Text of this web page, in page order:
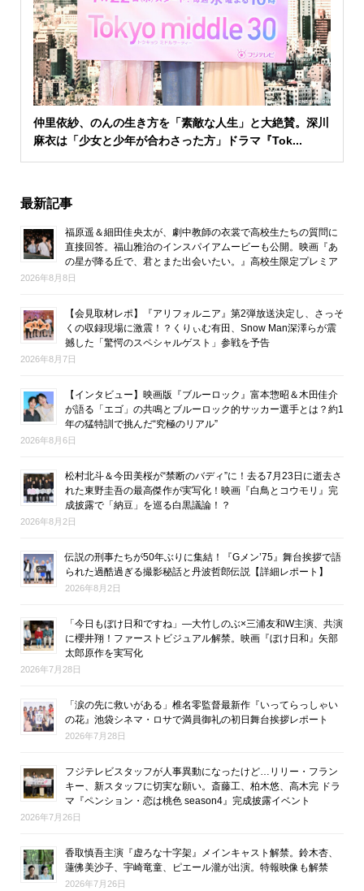
仲里依紗、のんの生き方を「素敵な人生」と大絶賛。深川
麻衣は「少女と少年が合わさった方」ドラマ『Tok...
最新記事
福原遥＆細田佳央太が、劇中教師の衣裳で高校生たちの質問に
直接回答。福山雅治のインスパイアムービーも公開。映画『あ
の星が降る丘で、君とまた出会いたい。』高校生限定プレミア
2026年8月8日
【会見取材レポ】『アリフォルニア』第2弾放送決定し、さっそ
くの収録現場に激震！？くりぃむ有田、Snow Man深澤らが震
撼した「驚愕のスペシャルゲスト」参戦を予告
2026年8月7日
【インタビュー】映画版『ブルーロック』富本惣昭＆木田佳介
が語る「エゴ」の共鳴とブルーロック的サッカー選手とは？約1
年の猛特訓で挑んだ“究極のリアル”
2026年8月6日
松村北斗＆今田美桜が“禁断のバディ”に！去る7月23日に逝去さ
れた東野圭吾の最高傑作が実写化！映画『白鳥とコウモリ』完
成披露で「納豆」を巡る白黒議論！？
2026年8月2日
伝説の刑事たちが50年ぶりに集結！『Gメン’75』舞台挨拶で語
られた過酷過ぎる撮影秘話と丹波哲郎伝説【詳細レポート】
2026年8月2日
「今日もぼけ日和ですね」―大竹しのぶ×三浦友和W主演、共演
に櫻井翔！ファーストビジュアル解禁。映画『ぼけ日和』矢部
太郎原作を実写化
2026年7月28日
「涙の先に救いがある」椎名零監督最新作『いってらっしゃい
の花』池袋シネマ・ロサで満員御礼の初日舞台挨拶レポート
2026年7月28日
フジテレビスタッフが人事異動になったけど…リリー・フラン
キー、新スタッフに切実な願い。斎藤工、柏木悠、高木完 ドラ
マ『ペンション・恋は桃色 season4』完成披露イベント
2026年7月26日
香取慎吾主演『虚ろな十字架』メインキャスト解禁。鈴木杏、
蓮佛美沙子、宇崎竜童、ピエール瀧が出演。特報映像も解禁
2026年7月26日